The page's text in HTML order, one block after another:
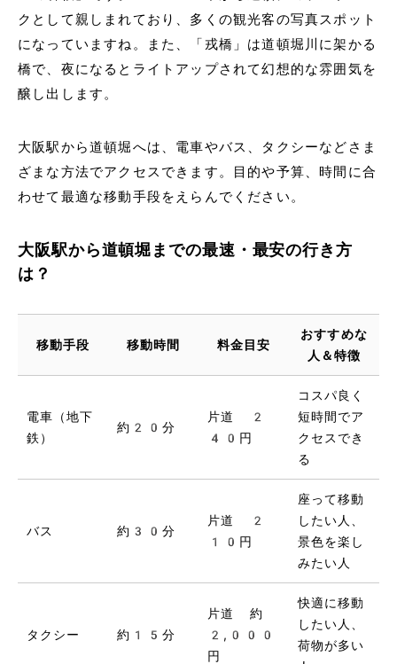
クとして親しまれており、多くの観光客の写真スポット
になっていますね。また、「戎橋」は道頓堀川に架かる
橋で、夜になるとライトアップされて幻想的な雰囲気を
醸し出します。
大阪駅から道頓堀へは、電車やバス、タクシーなどさま
ざまな方法でアクセスできます。目的や予算、時間に合
わせて最適な移動手段をえらんでください。
大阪駅から道頓堀までの最速・最安の行き方
は？
移動手段 移動時間 料金目安
おすすめな
人＆特徴
電車（地下
鉄）
約20分
片道 2
40円
コスパ良く
短時間でア
クセスでき
る
バス 約30分
片道 2
10円
座って移動
したい人、
景色を楽し
みたい人
タクシー 約15分
片道 約
2,000
円
快適に移動
したい人、
荷物が多い